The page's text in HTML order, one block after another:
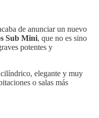
de anunciar un nuevo
Sub Mini, que no es sino
potentes y
elegante y muy
o salas más